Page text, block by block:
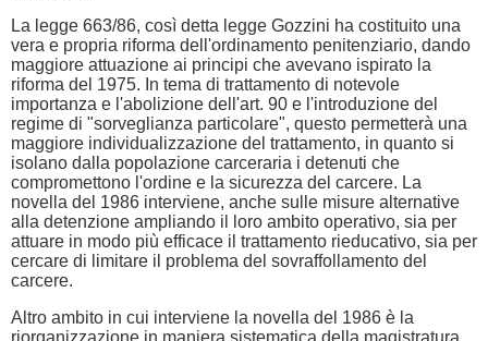
La legge 663/86, così detta legge Gozzini ha costituito una
vera e propria riforma dell'ordinamento penitenziario, dando
maggiore attuazione ai principi che avevano ispirato la
riforma del 1975. In tema di trattamento di notevole
importanza e l'abolizione dell'art. 90 e l'introduzione del
regime di "sorveglianza particolare", questo permetterà una
maggiore individualizzazione del trattamento, in quanto si
isolano dalla popolazione carceraria i detenuti che
compromettono l'ordine e la sicurezza del carcere. La
novella del 1986 interviene, anche sulle misure alternative
alla detenzione ampliando il loro ambito operativo, sia per
attuare in modo più efficace il trattamento rieducativo, sia per
cercare di limitare il problema del sovraffollamento del
carcere.
Altro ambito in cui interviene la novella del 1986 è la